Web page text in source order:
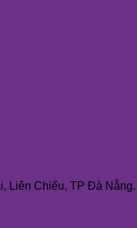
Liên Chiểu, TP Đà Nẵng.